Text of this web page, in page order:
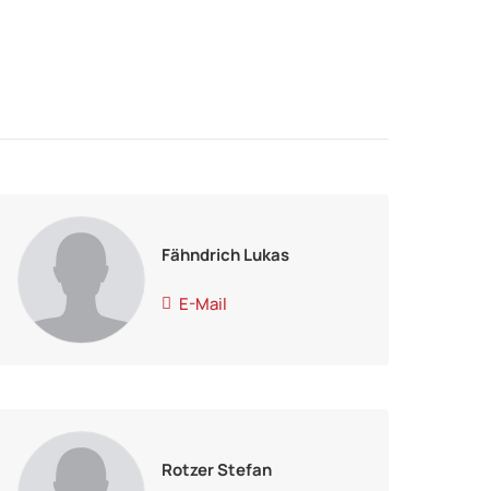
Fähndrich Lukas
E-Mail
Rotzer Stefan